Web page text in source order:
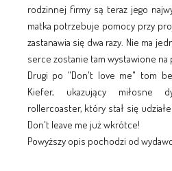
rodzinnej firmy są teraz jego
matka potrzebuje pomocy przy
zastanawia się dwa razy. Nie ma
serce zostanie tam wystawione na
Drugi po "Don't love me" tom
Kiefer, ukazujący miłosne
rollercoaster, który stał się
Don't leave me już wkrótce!
Powyższy opis pochodzi od